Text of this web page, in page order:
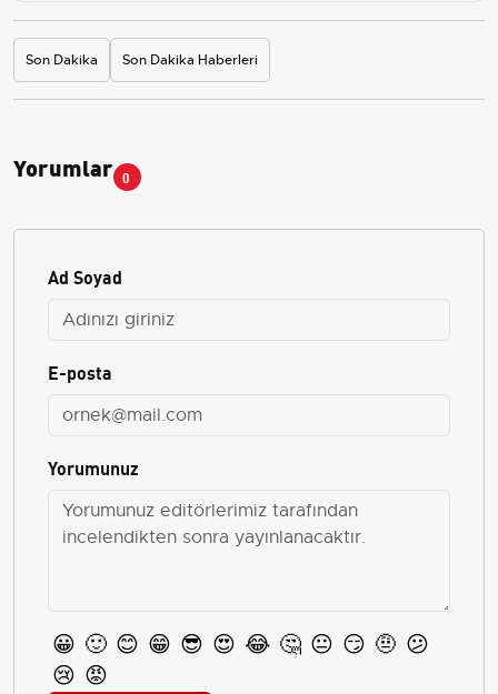
Son Dakika Son Dakika Haberleri
Yorumlar 0
Ad Soyad
E-posta
Yorumunuz
😀 🙂 😊 😁 😎 😍 😂 🤔 😐 😏 🤨 😕
😢 😡